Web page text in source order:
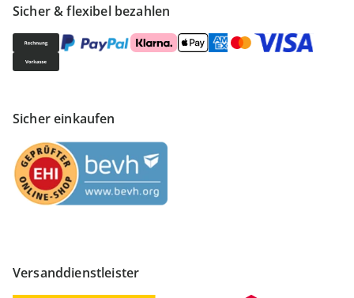
Sicher & flexibel bezahlen
Sicher einkaufen
Versanddienstleister